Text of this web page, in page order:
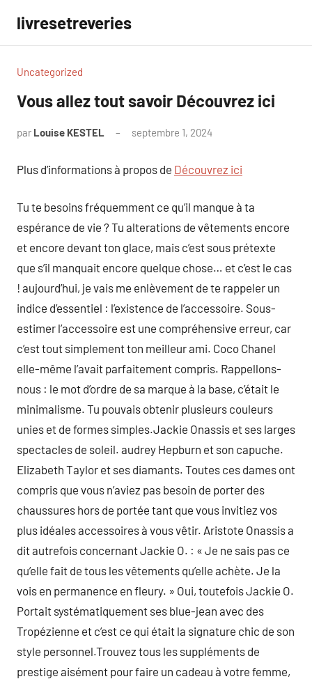
contenu
livresetreveries
Uncategorized
Vous allez tout savoir Découvrez ici
par Louise KESTEL septembre 1, 2024
Plus d’informations à propos de Découvrez ici
Tu te besoins fréquemment ce qu’il manque à ta
espérance de vie ? Tu alterations de vêtements encore
et encore devant ton glace, mais c’est sous prétexte
que s’il manquait encore quelque chose… et c’est le cas
! aujourd’hui, je vais me enlèvement de te rappeler un
indice d’essentiel : l’existence de l’accessoire. Sous-
estimer l’accessoire est une compréhensive erreur, car
c’est tout simplement ton meilleur ami. Coco Chanel
elle-même l’avait parfaitement compris. Rappellons-
nous : le mot d’ordre de sa marque à la base, c’était le
minimalisme. Tu pouvais obtenir plusieurs couleurs
unies et de formes simples.Jackie Onassis et ses larges
spectacles de soleil. audrey Hepburn et son capuche.
Elizabeth Taylor et ses diamants. Toutes ces dames ont
compris que vous n’aviez pas besoin de porter des
chaussures hors de portée tant que vous invitiez vos
plus idéales accessoires à vous vêtir. Aristote Onassis a
dit autrefois concernant Jackie O. : « Je ne sais pas ce
qu’elle fait de tous les vêtements qu’elle achète. Je la
vois en permanence en fleury. » Oui, toutefois Jackie O.
Portait systématiquement ses blue-jean avec des
Tropézienne et c’est ce qui était la signature chic de son
style personnel.Trouvez tous les suppléments de
prestige aisément pour faire un cadeau à votre femme,